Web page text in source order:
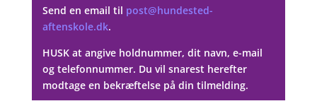
Send en email til post@hundested-
aftenskole.dk.
HUSK at angive holdnummer, dit navn, e-mail
og telefonnummer. Du vil snarest herefter
modtage en bekræftelse på din tilmelding.